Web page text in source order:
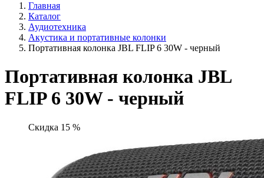
Главная
Каталог
Аудиотехника
Акустика и портативные колонки
Портативная колонка JBL FLIP 6 30W - черный
Портативная колонка JBL
FLIP 6 30W - черный
Скидка 15 %